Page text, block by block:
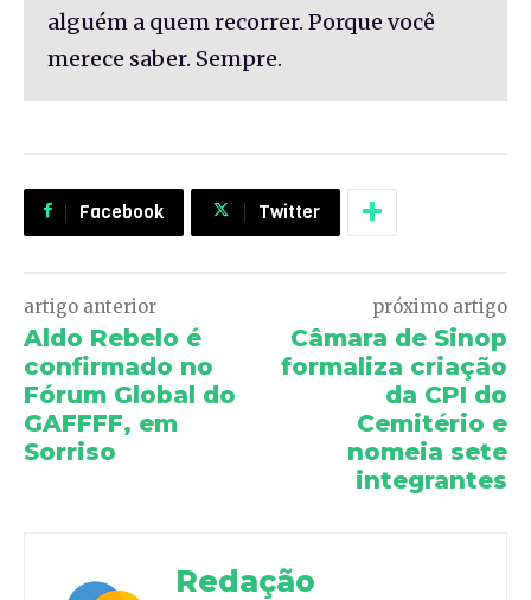
alguém a quem recorrer. Porque você
merece saber. Sempre.
Facebook Twitter
artigo anterior
Aldo Rebelo é
confirmado no
Fórum Global do
GAFFFF, em
Sorriso
próximo artigo
Câmara de Sinop
formaliza criação
da CPI do
Cemitério e
nomeia sete
integrantes
Redação